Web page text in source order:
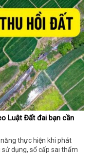
Luật Đất đai bạn cần
thực hiện khi phát
sử dụng, sổ cấp sai thẩm